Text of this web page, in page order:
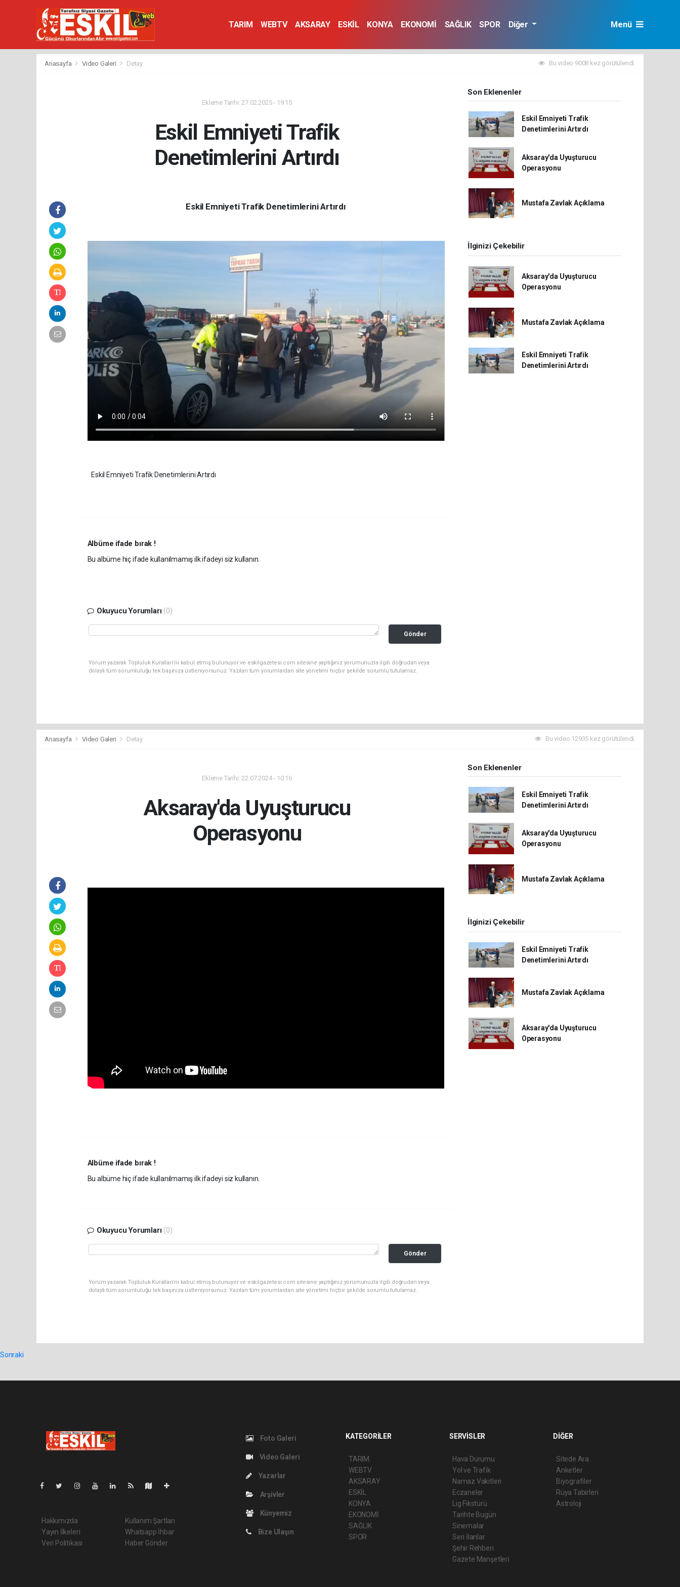
TARIM WEBTV AKSARAY ESKİL KONYA EKONOMİ SAĞLIK SPOR Diğer Menü
Anasayfa Video Galeri Detay Bu video 9008 kez görütülendi.
Ekleme Tarihi: 27.02.2025 - 19:15
Eskil Emniyeti Trafik
Denetimlerini Artırdı
Eskil Emniyeti Trafik Denetimlerini Artırdı
Eskil Emniyeti Trafik Denetimlerini Artırdı
Albüme ifade bırak !
Bu albüme hiç ifade kullanılmamış ilk ifadeyi siz kullanın.
Okuyucu Yorumları (0)
Gönder
Yorum yazarak Topluluk Kuralları’nı kabul etmiş bulunuyor ve eskilgazetesi.com sitesine yaptığınız yorumunuzla ilgili doğrudan veya
dolaylı tüm sorumluluğu tek başınıza üstleniyorsunuz. Yazılan tüm yorumlardan site yönetimi hiçbir şekilde sorumlu tutulamaz.
Son Eklenenler
Eskil Emniyeti Trafik
Denetimlerini Artırdı
Aksaray'da Uyuşturucu
Operasyonu
Mustafa Zavlak Açıklama
İlginizi Çekebilir
Aksaray'da Uyuşturucu
Operasyonu
Mustafa Zavlak Açıklama
Eskil Emniyeti Trafik
Denetimlerini Artırdı
Anasayfa Video Galeri Detay Bu video 12935 kez görütülendi.
Ekleme Tarihi: 22.07.2024 - 10:16
Aksaray'da Uyuşturucu
Operasyonu
Albüme ifade bırak !
Bu albüme hiç ifade kullanılmamış ilk ifadeyi siz kullanın.
Okuyucu Yorumları (0)
Gönder
Yorum yazarak Topluluk Kuralları’nı kabul etmiş bulunuyor ve eskilgazetesi.com sitesine yaptığınız yorumunuzla ilgili doğrudan veya
dolaylı tüm sorumluluğu tek başınıza üstleniyorsunuz. Yazılan tüm yorumlardan site yönetimi hiçbir şekilde sorumlu tutulamaz.
Son Eklenenler
Eskil Emniyeti Trafik
Denetimlerini Artırdı
Aksaray'da Uyuşturucu
Operasyonu
Mustafa Zavlak Açıklama
İlginizi Çekebilir
Eskil Emniyeti Trafik
Denetimlerini Artırdı
Mustafa Zavlak Açıklama
Aksaray'da Uyuşturucu
Operasyonu
Sonraki
Hakkımızda
Yayın İlkeleri
Veri Politikası
Kullanım Şartları
Whatsapp İhbar
Haber Gönder
Foto Galeri
Video Galeri
Yazarlar
Arşivler
Künyemiz
Bize Ulaşın
KATEGORİLER
TARIM
WEBTV
AKSARAY
ESKİL
KONYA
EKONOMİ
SAĞLIK
SPOR
SERVİSLER
Hava Durumu
Yol ve Trafik
Namaz Vakitleri
Eczaneler
Lig Fikstürü
Tarihte Bugün
Sinemalar
Seri İlanlar
Şehir Rehberi
Gazete Manşetleri
DİĞER
Sitede Ara
Anketler
Biyografiler
Rüya Tabirleri
Astroloji